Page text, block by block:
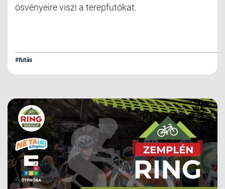
ösvényeire viszi a terepfutókat.
#futás